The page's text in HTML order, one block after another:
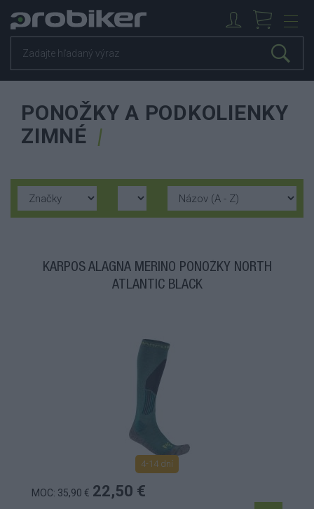
PONOŽKY A PODKOLIENKY
ZIMNÉ
KARPOS ALAGNA MERINO PONOŽKY NORTH
ATLANTIC BLACK
4-14 dní
MOC: 35,90 € 22,50 €